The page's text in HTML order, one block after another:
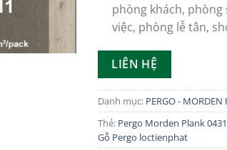
phòng khách,
việc, phòng lễ tân,
LIÊN HỆ
Danh mục: PERGO - MORDEN
Thẻ: Pergo Morden Plank
Gỗ Pergo loctienphat